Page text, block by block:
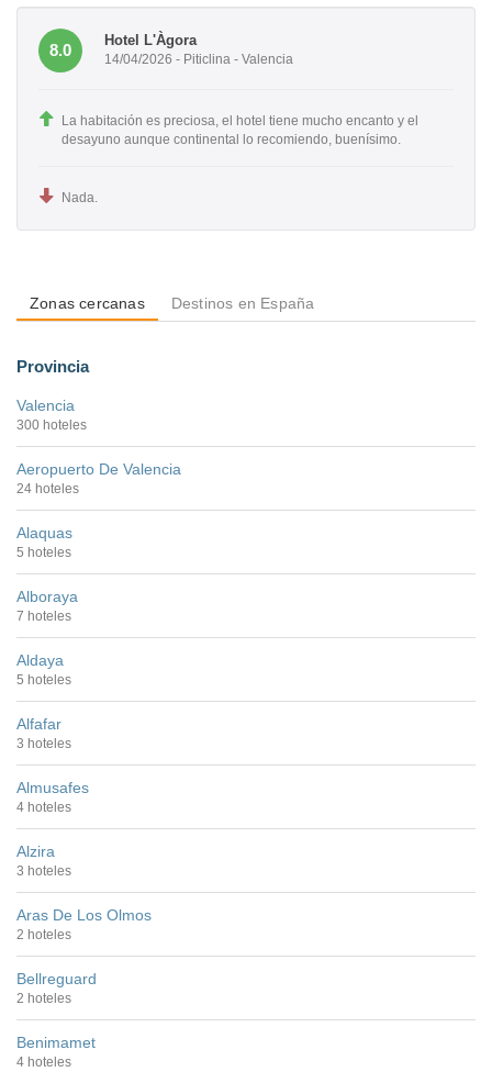
8.0
Hotel L'Àgora
14/04/2026 - Piticlina - Valencia
La habitación es preciosa, el hotel tiene mucho encanto y el
desayuno aunque continental lo recomiendo, buenísimo.
Nada.
Zonas cercanas Destinos en España
Provincia
Valencia
300 hoteles
Aeropuerto De Valencia
24 hoteles
Alaquas
5 hoteles
Alboraya
7 hoteles
Aldaya
5 hoteles
Alfafar
3 hoteles
Almusafes
4 hoteles
Alzira
3 hoteles
Aras De Los Olmos
2 hoteles
Bellreguard
2 hoteles
Benimamet
4 hoteles